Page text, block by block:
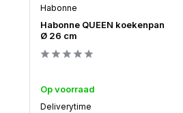
Habonne
Habonne QUEEN koekenpan
Ø 26 cm
Op voorraad
Deliverytime